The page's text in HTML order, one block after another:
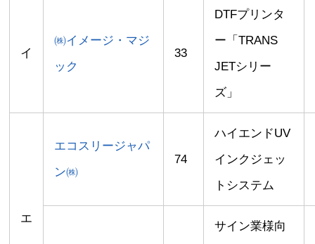
イ
㈱イメージ・マジ
ック
33
DTFプリンタ
ー「TRANS
JETシリー
ズ」
エ
エコスリージャパ
ン㈱
74
ハイエンドUV
インクジェッ
トシステム
サイン業様向